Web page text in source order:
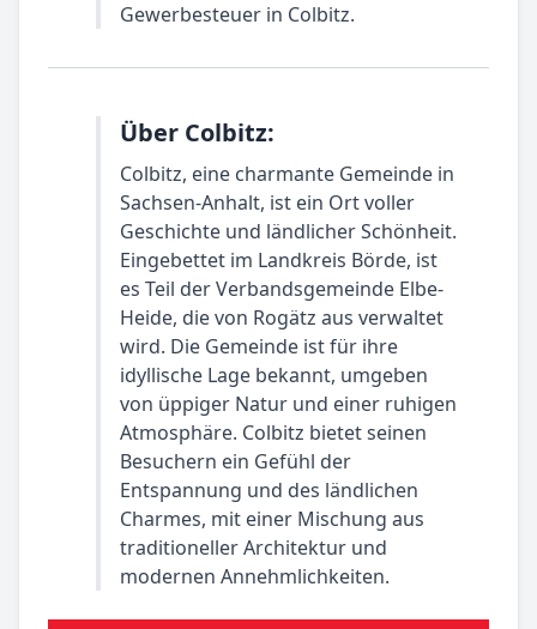
Gewerbesteuer in Colbitz.
Über Colbitz:
Colbitz, eine charmante Gemeinde in
Sachsen-Anhalt, ist ein Ort voller
Geschichte und ländlicher Schönheit.
Eingebettet im Landkreis Börde, ist
es Teil der Verbandsgemeinde Elbe-
Heide, die von Rogätz aus verwaltet
wird. Die Gemeinde ist für ihre
idyllische Lage bekannt, umgeben
von üppiger Natur und einer ruhigen
Atmosphäre. Colbitz bietet seinen
Besuchern ein Gefühl der
Entspannung und des ländlichen
Charmes, mit einer Mischung aus
traditioneller Architektur und
modernen Annehmlichkeiten.